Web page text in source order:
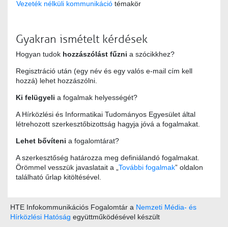
Vezeték nélküli kommunikáció témakör
Gyakran ismételt kérdések
Hogyan tudok hozzászólást fűzni a szócikkhez?
Regisztráció után (egy név és egy valós e-mail cím kell
hozzá) lehet hozzászólni.
Ki felügyeli a fogalmak helyességét?
A Hírközlési és Informatikai Tudományos Egyesület által
létrehozott szerkesztőbizottság hagyja jóvá a fogalmakat.
Lehet bővíteni a fogalomtárat?
A szerkesztőség határozza meg definiálandó fogalmakat.
Örömmel vesszük javaslatait a „ További fogalmak” oldalon
található űrlap kitöltésével.
HTE Infokommunikációs Fogalomtár a Nemzeti Média- és
Hírközlési Hatóság együttműködésével készült